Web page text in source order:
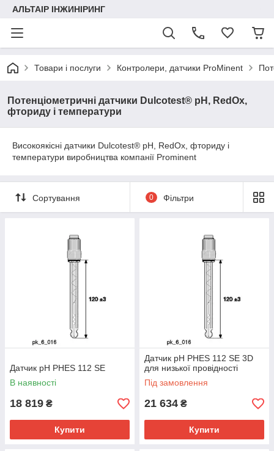
АЛЬТАІР ІНЖИНІРИНГ
Товари і послуги Контролери, датчики ProMinent
Потенціометричні датчики Dulcotest® pH, RedOx,
фториду і температури
Високоякісні датчики Dulcotest® pH, RedOx, фториду і
температури виробництва компанії Prominent
Сортування 0 Фільтри
Датчик pH PHES 112 SE
В наявності
18 819 ₴
Купити
Датчик pH PHES 112 SE 3D
для низької провідності
Під замовлення
21 634 ₴
Купити